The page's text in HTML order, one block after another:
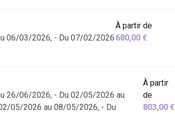
06/03/2026, - Du 07/02/2026
À partir de
680,00 €
26/06/2026, - Du 02/05/2026 au
05/2026 au 08/05/2026, - Du
À partir
de
803,00 €